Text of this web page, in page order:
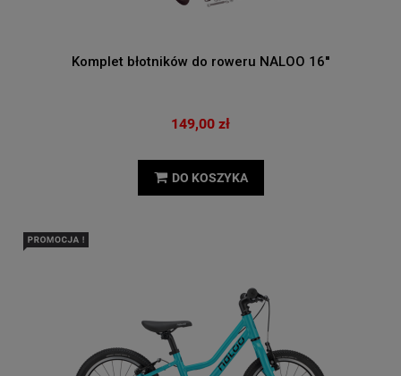
Komplet błotników do roweru NALOO 16''
149,00 zł
DO KOSZYKA